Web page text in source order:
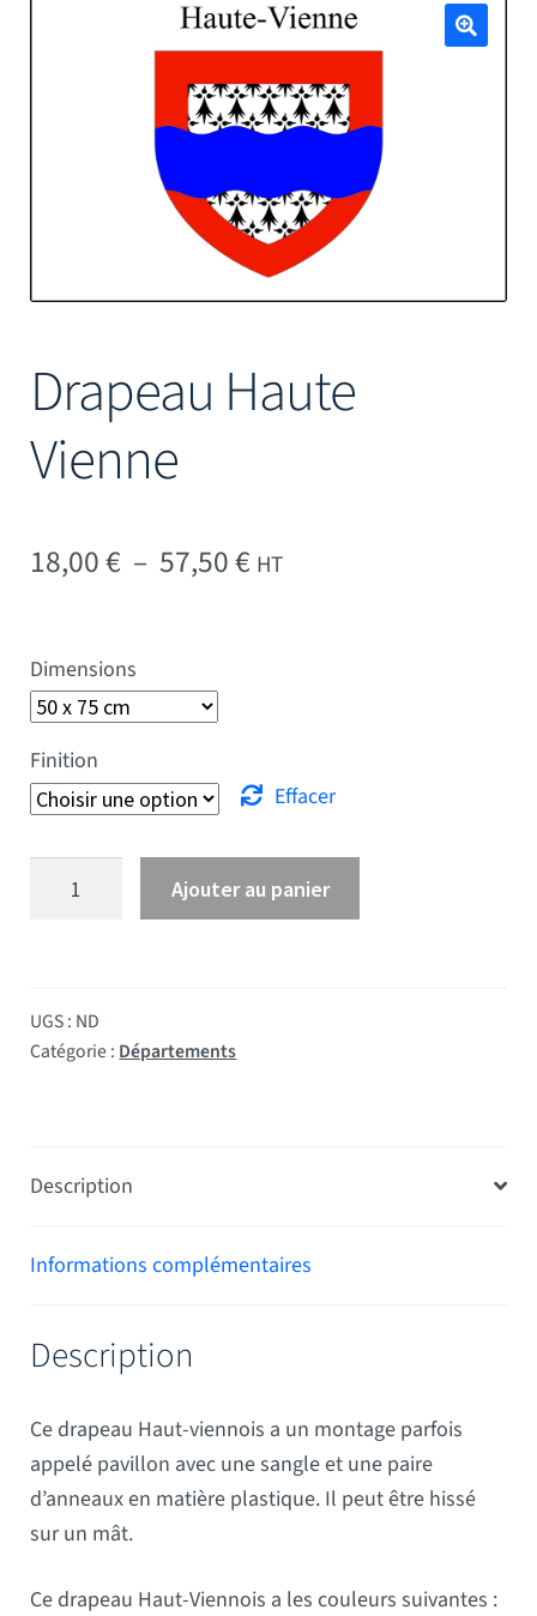
Drapeau Haute
Vienne
18,00€ – 57,50€Plage de prix : 18,00 €
HT
Dimensions
Finition
Effacer
quantité de Drapeau Haute Vienne
Ajouter au panier
UGS : ND
Catégorie :Départements
Description
Informations complémentaires
Description
Ce drapeau Haut-viennois a un montage parfois
appelé pavillon avec une sangle et une paire
d’anneaux en matière plastique. Il peut être hissé
sur un mât.
Ce drapeau Haut-Viennois a les couleurs suivantes :